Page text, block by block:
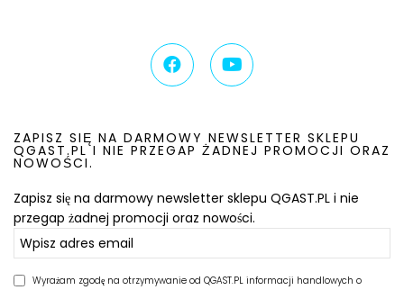
ZAPISZ SIĘ NA DARMOWY NEWSLETTER SKLEPU
QGAST.PL I NIE PRZEGAP ŻADNEJ PROMOCJI ORAZ
NOWOŚCI.
Zapisz się na darmowy newsletter sklepu QGAST.PL i nie
przegap żadnej promocji oraz nowości.
Wyrażam zgodę na otrzymywanie od QGAST.PL informacji handlowych o